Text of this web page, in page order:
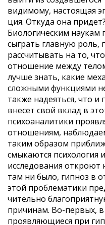
видимому, настоящая
ция. Откуда она
Биологическим наукам
сыграть главную роль,
рассчитывать на то,
отношение между
лучше знать, какие
сложными функциями
также надеяться, что
внесет свой вклад в
психоаналитики
отношениям,
таким образом
смыка­ются психология
исследо­вания
там ни было, гипноз в
этой проблематики
чительно
причинам. Во-первых, в
проявляющиеся при